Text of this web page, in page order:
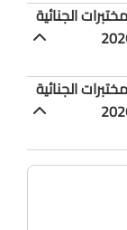
المختبرات الجنائية
المختبرات الجنائية